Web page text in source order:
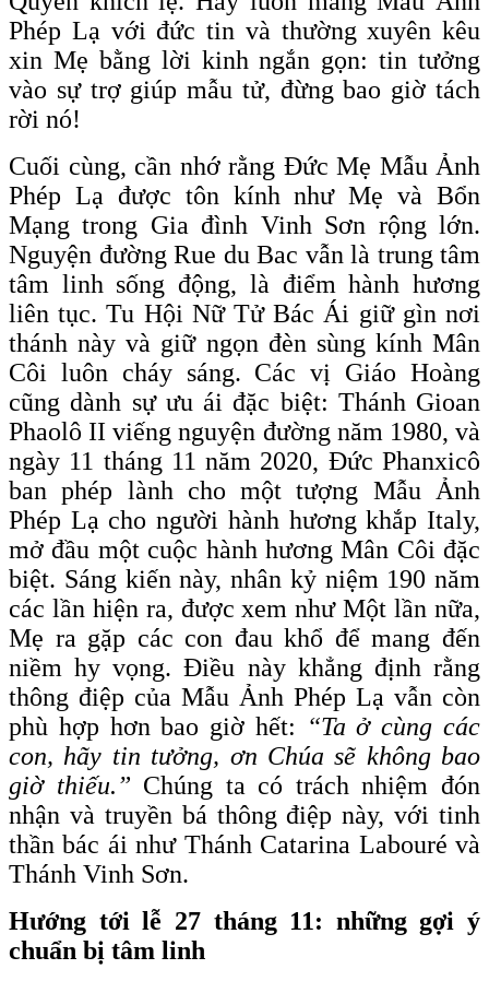
Phép Lạ với đức tin và thường xuyên kêu
xin Mẹ bằng lời kinh ngắn gọn: tin tưởng
vào sự trợ giúp mẫu tử, đừng bao giờ tách
rời nó!
Cuối cùng, cần nhớ rằng Đức Mẹ Mẫu Ảnh
Phép Lạ được tôn kính như Mẹ và Bổn
Mạng trong Gia đình Vinh Sơn rộng lớn.
Nguyện đường Rue du Bac vẫn là trung tâm
tâm linh sống động, là điểm hành hương
liên tục. Tu Hội Nữ Tử Bác Ái giữ gìn nơi
thánh này và giữ ngọn đèn sùng kính Mân
Côi luôn cháy sáng. Các vị Giáo Hoàng
cũng dành sự ưu ái đặc biệt: Thánh Gioan
Phaolô II viếng nguyện đường năm 1980, và
ngày 11 tháng 11 năm 2020, Đức Phanxicô
ban phép lành cho một tượng Mẫu Ảnh
Phép Lạ cho người hành hương khắp Italy,
mở đầu một cuộc hành hương Mân Côi đặc
biệt. Sáng kiến này, nhân kỷ niệm 190 năm
các lần hiện ra, được xem như Một lần nữa,
Mẹ ra gặp các con đau khổ để mang đến
niềm hy vọng. Điều này khẳng định rằng
thông điệp của Mẫu Ảnh Phép Lạ vẫn còn
phù hợp hơn bao giờ hết: “Ta ở cùng các
con, hãy tin tưởng, ơn Chúa sẽ không bao
giờ thiếu.” Chúng ta có trách nhiệm đón
nhận và truyền bá thông điệp này, với tinh
thần bác ái như Thánh Catarina Labouré và
Thánh Vinh Sơn.
Hướng tới lễ 27 tháng 11: những gợi ý
chuẩn bị tâm linh